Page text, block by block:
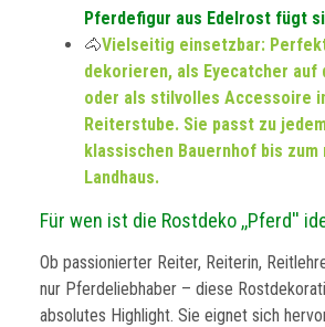
Pferdefigur aus Edelrost fügt
🐴Vielseitig einsetzbar:
dekorieren, als Eyecatcher auf
oder als stilvolles Accessoire
Reiterstube. Sie passt zu
klassischen Bauernhof bis zum
Landhaus.
Für wen ist die Rostdeko ,,Pferd''
Ob passionierter Reiter, Reiterin,
nur Pferdeliebhaber – diese
absolutes Highlight. Sie eignet sich